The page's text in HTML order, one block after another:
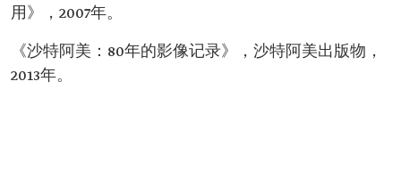
用》，2007年。
《沙特阿美：80年的影像记录》，沙特阿美出版物，
2013年。